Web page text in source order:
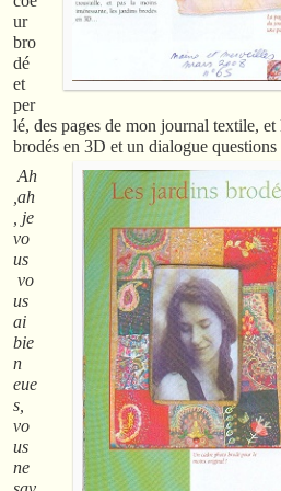
ur
bro
dé
et
per
lé, des pages de mon journal textile,
brodés en 3D et un dialogue questions
Ah
,ah
, je
vo
us
vo
us
ai
bie
n
eue
s,
vo
us
ne